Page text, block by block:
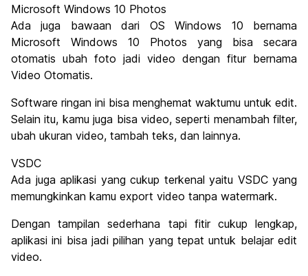
Microsoft Windows 10 Photos
Ada juga bawaan dari OS Windows 10 bernama
Microsoft Windows 10 Photos yang bisa secara
otomatis ubah foto jadi video dengan fitur bernama
Video Otomatis.
Software ringan ini bisa menghemat waktumu untuk edit.
Selain itu, kamu juga bisa video, seperti menambah filter,
ubah ukuran video, tambah teks, dan lainnya.
VSDC
Ada juga aplikasi yang cukup terkenal yaitu VSDC yang
memungkinkan kamu export video tanpa watermark.
Dengan tampilan sederhana tapi fitir cukup lengkap,
aplikasi ini bisa jadi pilihan yang tepat untuk belajar edit
video.